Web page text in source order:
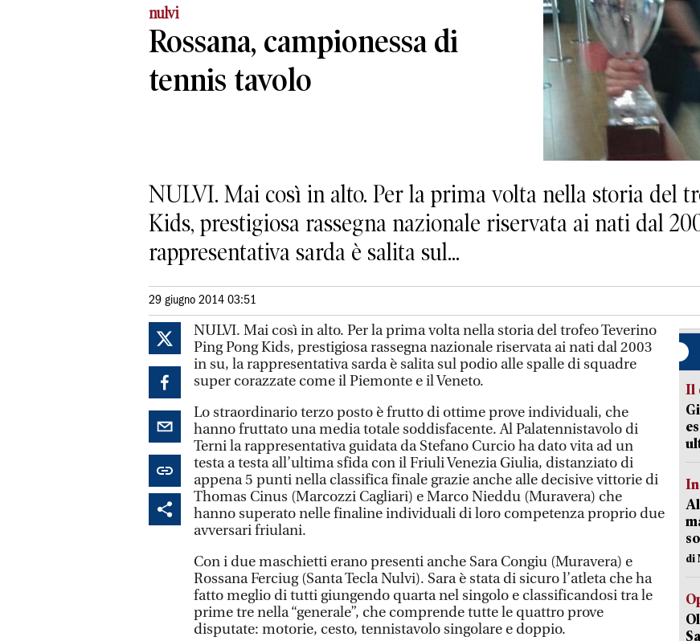
nulvi
Rossana, campionessa di
tennis tavolo
NULVI. Mai così in alto. Per la prima volta nella storia del
Kids, prestigiosa rassegna nazionale riservata ai nati dal
rappresentativa sarda è salita sul...
29 giugno 2014 03:51
NULVI. Mai così in alto. Per la prima volta nella storia del trofeo Teverino
Ping Pong Kids, prestigiosa rassegna nazionale riservata ai nati dal 2003
in su, la rappresentativa sarda è salita sul podio alle spalle di squadre
super corazzate come il Piemonte e il Veneto.
Lo straordinario terzo posto è frutto di ottime prove individuali, che
hanno fruttato una media totale soddisfacente. Al Palatennistavolo di
Terni la rappresentativa guidata da Stefano Curcio ha dato vita ad un
testa a testa all’ultima sfida con il Friuli Venezia Giulia, distanziato di
appena 5 punti nella classifica finale grazie anche alle decisive vittorie di
Thomas Cinus (Marcozzi Cagliari) e Marco Nieddu (Muravera) che
hanno superato nelle finaline individuali di loro competenza proprio due
avversari friulani.
Con i due maschietti erano presenti anche Sara Congiu (Muravera) e
Rossana Ferciug (Santa Tecla Nulvi). Sara è stata di sicuro l’atleta che ha
fatto meglio di tutti giungendo quarta nel singolo e classificandosi tra le
prime tre nella “generale”, che comprende tutte le quattro prove
disputate: motorie, cesto, tennistavolo singolare e doppio.
Il
di